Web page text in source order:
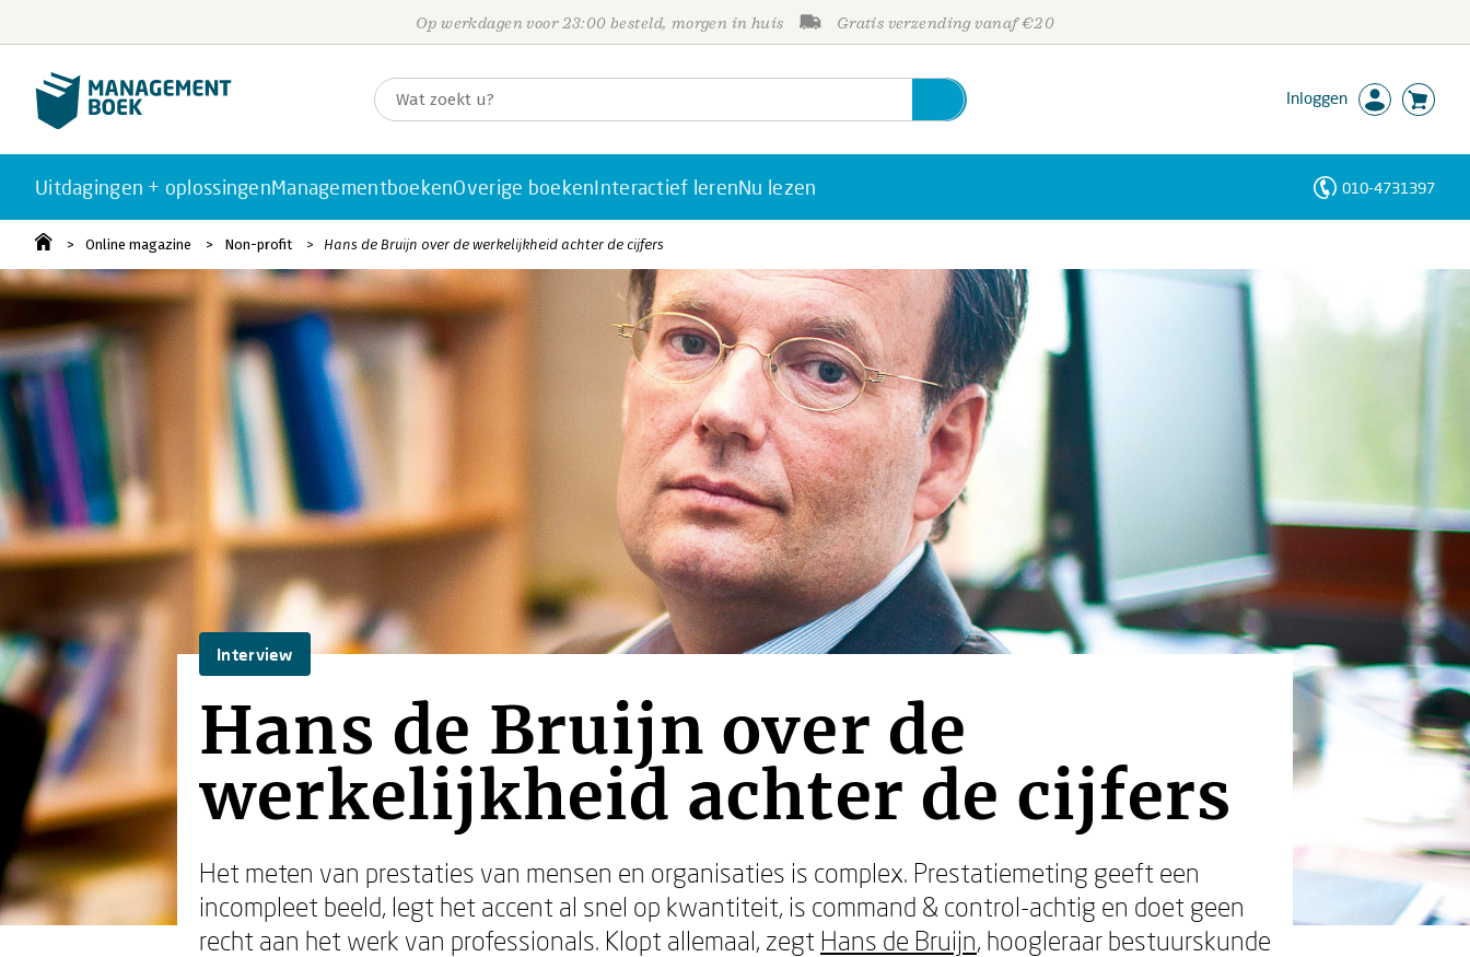
Op werkdagen voor 23:00 besteld, morgen in huis Gratis verzending vanaf €20
Inloggen
Uitdagingen + oplossingenManagementboekenOverige boekenInteractief lerenNu lezen 010-4731397
Online magazine Non-profit Hans de Bruijn over de werkelijkheid achter de cijfers
Interview
Hans de Bruijn over de
werkelijkheid achter de cijfers
Het meten van prestaties van mensen en organisaties is complex. Prestatiemeting geeft een
incompleet beeld, legt het accent al snel op kwantiteit, is command & control-achtig en doet geen
recht aan het werk van professionals. Klopt allemaal, zegt Hans de Bruijn, hoogleraar bestuurskunde
Personen
Trefwoorden